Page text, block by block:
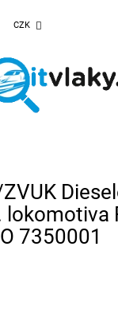
CZK
lokomotiva
7350001